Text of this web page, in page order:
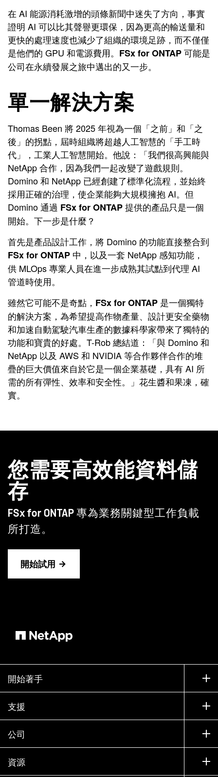
在 AI 能源消耗激增的頭條新聞中迷失了方向，事實
證明 AI 可以比其聲譽更環保，因為更高的輸送量和
更快的處理速度也減少了組織的環境足跡，而不僅僅
是他們的 GPU 和電源費用。 FSx for ONTAP可能是
公司在永續發展之旅中邁出的又一步。
單一解決方案
Thomas Been 將 2025 年視為一個「之前」和「之
後」的拐點，屆時組織將超越人工智慧的「手工時
代」，工業人工智慧開始。他說：「我們很高興能與
NetApp 合作，因為我們一起改變了遊戲規則。
Domino 和 NetApp 已經創建了標準化流程，並始終
採用正確的治理，使企業能夠大規模擁抱 AI。但
Domino 通過 FSx for ONTAP提供的產品只是一個
開始。下一步是什麼？
首先是產品設計工作，將 Domino 的功能直接整合到
FSx for ONTAP 中，以及一套 NetApp 感知功能，
供 MLOps 專業人員在進一步成熟其試點到代理 AI
管道時使用。
雖然它可能不是奇點， FSx for ONTAP 是一個獨特
的解決方案，為希望提高作物產量、設計更安全藥物
和加速自動駕駛汽車生產的數據科學家帶來了獨特的
功能和寶貴的好處。T-Rob 總結道：「與 Domino 和
NetApp 以及 AWS 和 NVIDIA 等合作夥伴合作的堆
疊的巨大價值來自於它是一個企業基礎，具有 AI 所
需的所有彈性、效率和安全性。」花生醬和果凍，確
實。
您需要高效能資料儲
存
FSx for ONTAP 專為業務關鍵型工作負載
所打造。
開始試用
開始著手
如何購買
聯絡銷售人員
尋找合作夥伴
試用產品
執行簡報
支援
支援
訓練
說明文件
公司
公司
資源